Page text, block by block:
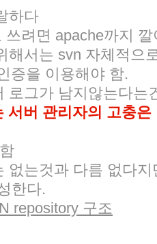
하다
려면 apache까지 깔
서는 svn 자체적으
증을 이용해야 함.
그가 남지않는다는
서버 관리자의 고충은
는것과 다름 없다지
한다.
repository 구조